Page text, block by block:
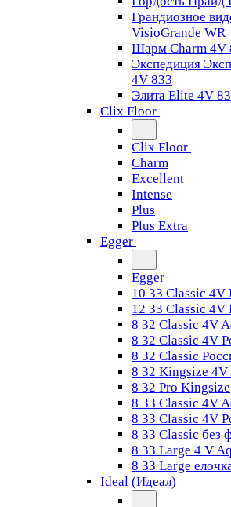
Грандиозное
VisioGrande WR
Шарм Charm 4V
Экспедиция
4V 833
Элита Elite 4V
Clix Floor
Clix Floor
Charm
Excellent
Intense
Plus
Plus Extra
Egger
Egger
10 33 Classic 4V
12 33 Classic 4V
8 32 Classic 4V
8 32 Classic 4V
8 32 Classic
8 32 Kingsize 4V
8 32 Pro Kingsize
8 33 Classic 4V
8 33 Classic 4V
8 33 Classic без
8 33 Large 4 V
8 33 Large
Ideal (Идеал)